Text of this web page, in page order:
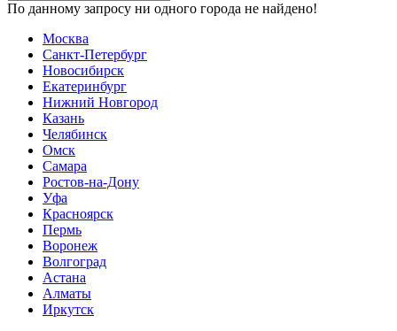
По данному запросу ни одного города не найдено!
Москва
Санкт-Петербург
Новосибирск
Екатеринбург
Нижний Новгород
Казань
Челябинск
Омск
Самара
Ростов-на-Дону
Уфа
Красноярск
Пермь
Воронеж
Волгоград
Астана
Алматы
Иркутск